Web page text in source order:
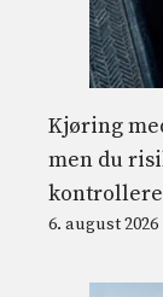
Kjøring
men du
6. august 2026